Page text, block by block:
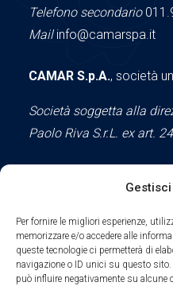
Per fornire le migliori esperienze,
memorizzare e/o accedere alle
queste tecnologie ci permetterà di
navigazione o ID unici su questo
può influire negativamente su alcune
Telefono secondario
Mailinfo@camarspa.it
CAMAR S.p.A., società
Società soggetta alla
Paolo Riva S.r.L. ex art.